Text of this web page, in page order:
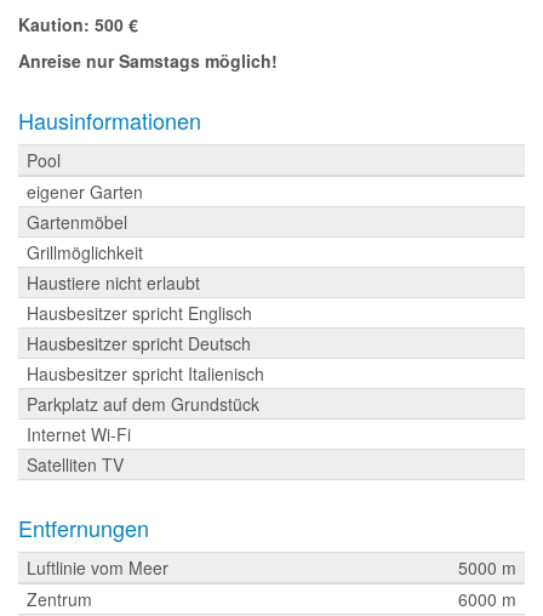
Kaution: 500 €
Anreise nur Samstags möglich!
Hausinformationen
Pool
eigener Garten
Gartenmöbel
Grillmöglichkeit
Haustiere nicht erlaubt
Hausbesitzer spricht Englisch
Hausbesitzer spricht Deutsch
Hausbesitzer spricht Italienisch
Parkplatz auf dem Grundstück
Internet Wi-Fi
Satelliten TV
Entfernungen
Luftlinie vom Meer
5000 m
Zentrum
6000 m